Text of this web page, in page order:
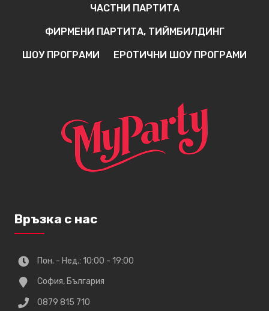
ЧАСТНИ ПАРТИТА
ФИРМЕНИ ПАРТИТА, ТИЙМБИЛДИНГ
ШОУ ПРОГРАМИ ЕРОТИЧНИ ШОУ ПРОГРАМИ
Връзка с нас
Пон. - Нед.: 10:00 - 19:00
София, България
0879 815 710